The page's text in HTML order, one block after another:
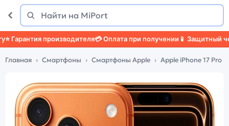
Поиск
Найти
производителя💳 Оплата при получении📱 Защитный чехол🛡️
Главная Смартфоны Смартфоны Apple Apple iPhone 17 Pro